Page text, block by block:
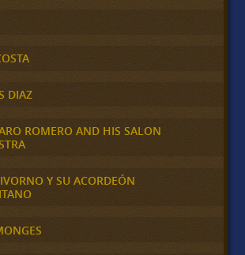
DIAZ
ROMERO AND HIS SALON
Y SU ACORDEÓN